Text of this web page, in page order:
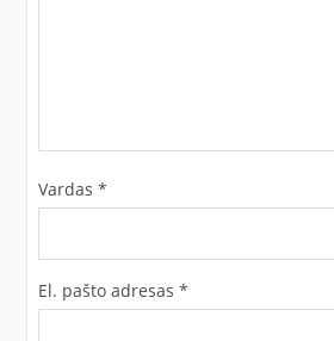
Vardas *
El. pašto adresas *